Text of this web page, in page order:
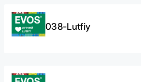
038-Lutfiy